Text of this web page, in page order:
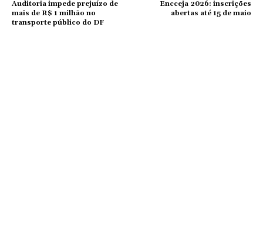
Auditoria impede prejuízo de
mais de R$ 1 milhão no
transporte público do DF
Encceja 2026: inscrições
abertas até 15 de maio